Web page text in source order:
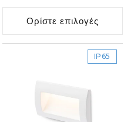
τιμή
έκπτωσης
Ορίστε επιλογές
IP65